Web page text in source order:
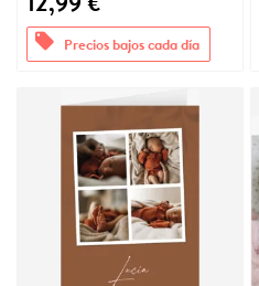
offers Precios bajos cada día